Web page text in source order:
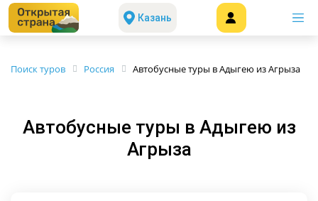
Казань
Поиск туров Россия Автобусные туры в Адыгею из Агрыза
Автобусные туры в Адыгею из
Агрыза